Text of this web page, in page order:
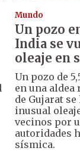
Mundo
Un pozo
India se
oleaje en
Un pozo de
en una
de Gujarat
inusual
vecinos por
autoridades
sísmica.